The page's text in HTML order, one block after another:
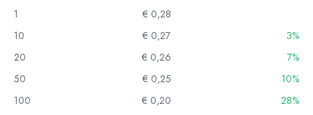
1
€ 0,28
10
€ 0,27
3%
20
€ 0,26
7%
50
€ 0,25
10%
100
€ 0,20
28%